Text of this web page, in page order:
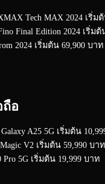
Tech MAX 2024 เริ่ม
Final Edition 2024 เริ่ม
2024 เริ่มต้น 69,900 บาท
ถือ
A25 5G เริ่มต้น
V2 เริ่มต้น 59,990 บาท
5G เริ่มต้น 19,999 บาท